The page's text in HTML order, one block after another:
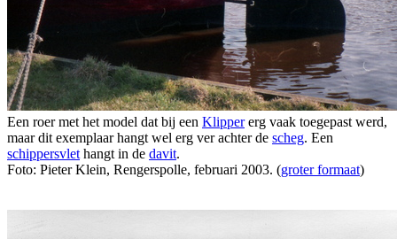
Een roer met het model dat bij een Klippererg vaak toegepast werd,
maar dit exemplaar hangt wel erg ver achter de scheg. Een
schippersvlet hangt in de davit.
Foto: Pieter Klein, Rengerspolle, februari 2003. (groter formaat)